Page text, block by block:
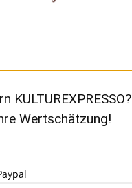
KULTUREXPRESSO?
Wertschätzung!